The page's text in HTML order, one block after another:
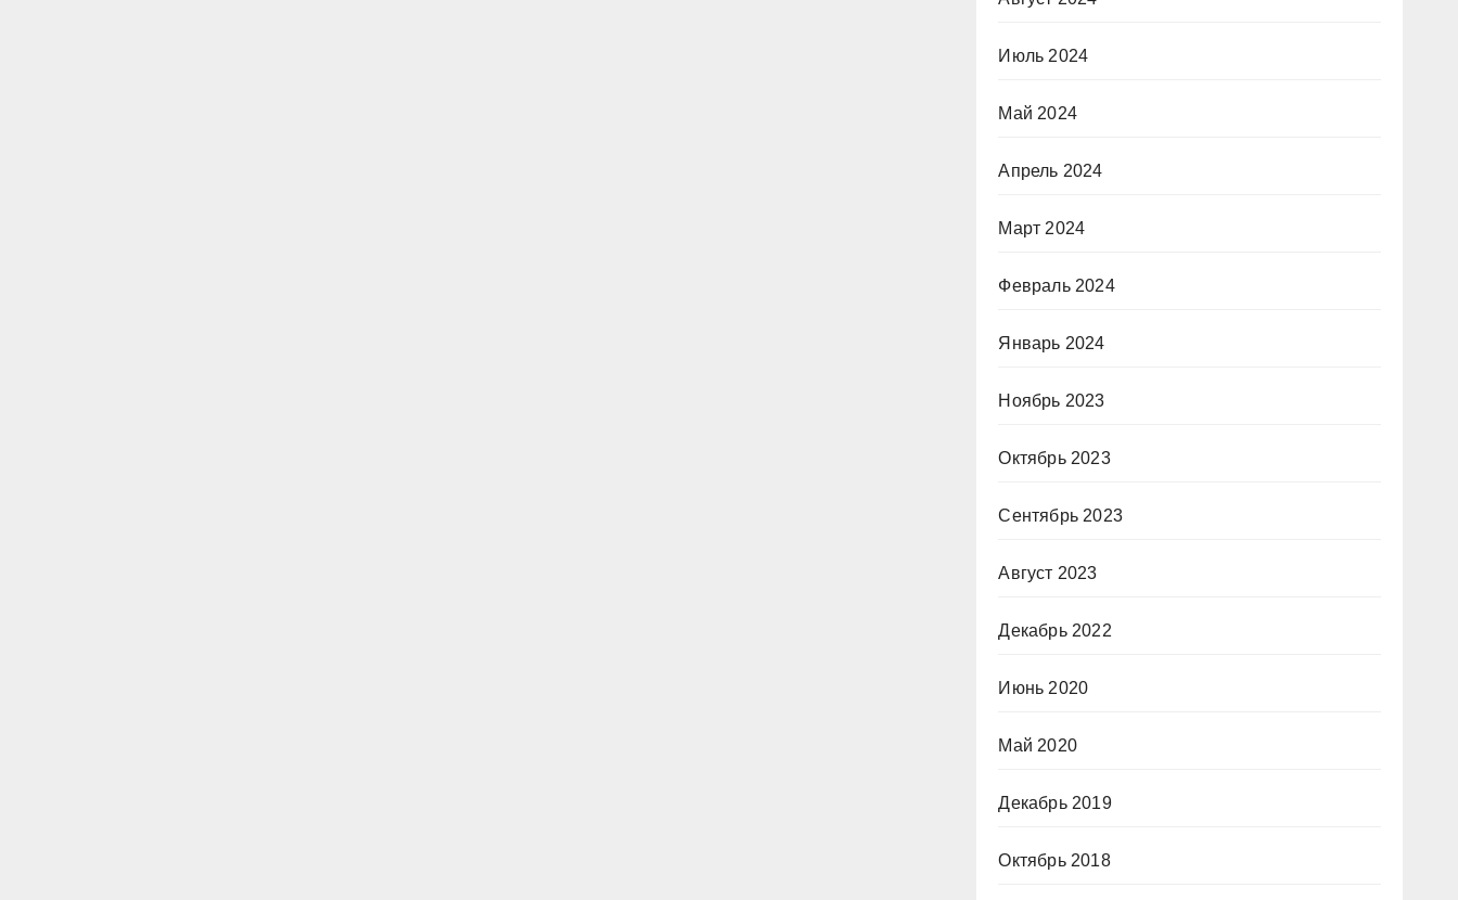
Июль 2024
Май 2024
Апрель 2024
Март 2024
Февраль 2024
Январь 2024
Ноябрь 2023
Октябрь 2023
Сентябрь 2023
Август 2023
Декабрь 2022
Июнь 2020
Май 2020
Декабрь 2019
Октябрь 2018